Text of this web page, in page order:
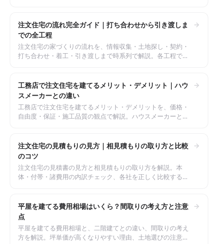
注文住宅の流れ完全ガイド｜打ち合わせから引き渡しま
での全工程
注文住宅の家づくりの流れを、情報収集・土地探し・契約・
打ち合わせ・着工・引き渡しまで時系列で解説。各工程でや
工務店で注文住宅を建てるメリット・デメリット｜ハウ
スメーカーとの違い
工務店で注文住宅を建てるメリット・デメリットを、価格・
自由度・保証・施工品質の観点で解説。ハウスメーカーとの
注文住宅の見積もりの見方｜相見積もりの取り方と比較
のコツ
注文住宅の見積書の見方と相見積もりの取り方を解説。本
体・付帯・諸費用の内訳チェック、各社を正しく比較する方
平屋を建てる費用相場はいくら？間取りの考え方と注意
点
平屋を建てる費用相場と、二階建てとの違い、間取りの考え
方を解説。坪単価が高くなりやすい理由、土地選びの注意